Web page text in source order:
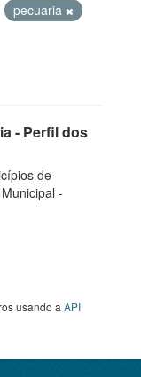
pecuaria
- Perfil dos
de
-
usando a API